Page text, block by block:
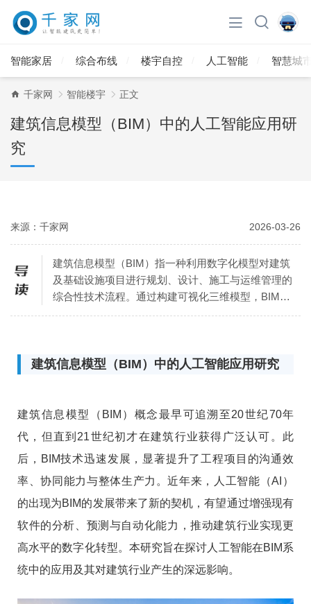
智能家居 综合布线 楼宇自控 人工智能 智慧城
千家网 智能楼宇 正文
建筑信息模型（BIM）中的人工智能应用研
究
来源：千家网 2026-03-26
建筑信息模型（BIM）指一种利用数字化模型对建筑
及基础设施项目进行规划、设计、施工与运维管理的
综合性技术流程。通过构建可视化三维模型，BIM能
够整合项目生命周期中的各类信息，使项目参与方在
建筑信息模型（BIM）中的人工智能应用研究
建筑信息模型（BIM）概念最早可追溯至20世纪70年
代，但直到21世纪初才在建筑行业获得广泛认可。此
后，BIM技术迅速发展，显著提升了工程项目的沟通效
率、协同能力与整体生产力。近年来，人工智能（AI）
的出现为BIM的发展带来了新的契机，有望通过增强现有
软件的分析、预测与自动化能力，推动建筑行业实现更
高水平的数字化转型。本研究旨在探讨人工智能在BIM系
统中的应用及其对建筑行业产生的深远影响。